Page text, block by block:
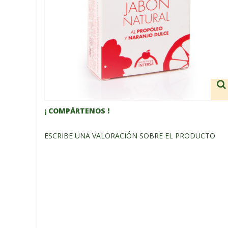
¡ COMPÁRTENOS !
ESCRIBE UNA VALORACIÓN SOBRE EL PRODUCTO